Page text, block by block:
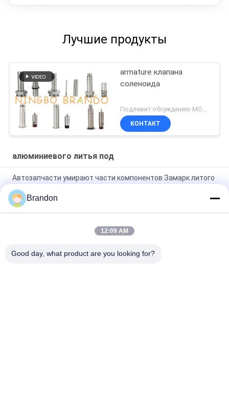
Лучшие продукты
armature клапана
соленоида
Подлежит обсуждению MOQ:200
КОНТАКТ
алюминиевого литья под
Автозапчасти умирают части компонентов Замарк литого
алюминия пневматические
Заливка формы машины заливки формы алюминиевая для
пневматических частей компонентов
Заливка формы КЭ подгонянная ИСО алюминиевая с
Brandon
12:09 AM
Good day, what product are you looking for?